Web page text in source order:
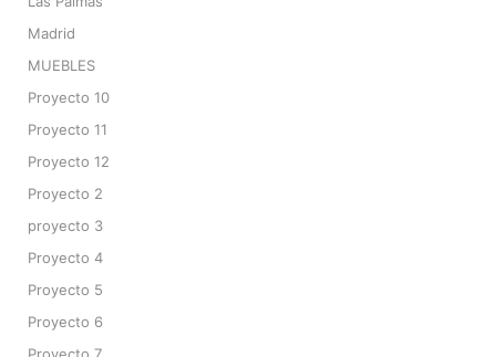
Madrid
MUEBLES
Proyecto 10
Proyecto 11
Proyecto 12
Proyecto 2
proyecto 3
Proyecto 4
Proyecto 5
Proyecto 6